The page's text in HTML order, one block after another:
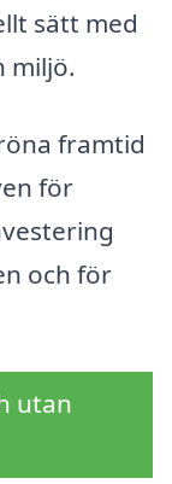
sätt med
miljö.
framtid
för
och för
utan